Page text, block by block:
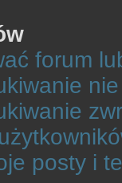
forum
posty i